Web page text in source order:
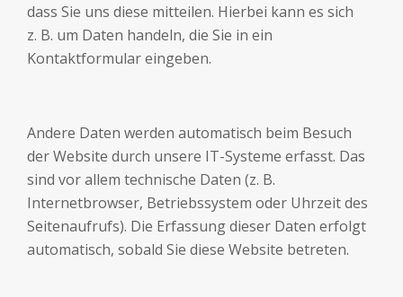
dass Sie uns diese mitteilen. Hierbei kann es sich
z. B. um Daten handeln, die Sie in ein
Kontaktformular eingeben.
Andere Daten werden automatisch beim Besuch
der Website durch unsere IT-Systeme erfasst. Das
sind vor allem technische Daten (z. B.
Internetbrowser, Betriebssystem oder Uhrzeit des
Seitenaufrufs). Die Erfassung dieser Daten erfolgt
automatisch, sobald Sie diese Website betreten.